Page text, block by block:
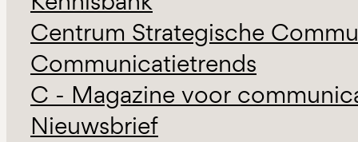
Centrum Strategische
Communicatietrends
C - Magazine voor
Nieuwsbrief